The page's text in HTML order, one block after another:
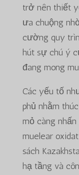
trở nên thiết
ưa chuộng
cường quy
hút sự chú ý
đang mong
Các yếu tố
phủ nhằm
mỏ càng
muelear
sách
hạ tầng và